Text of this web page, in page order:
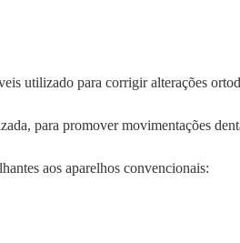
utilizado para corrigir alterações
para promover movimentações
aos aparelhos convencionais: